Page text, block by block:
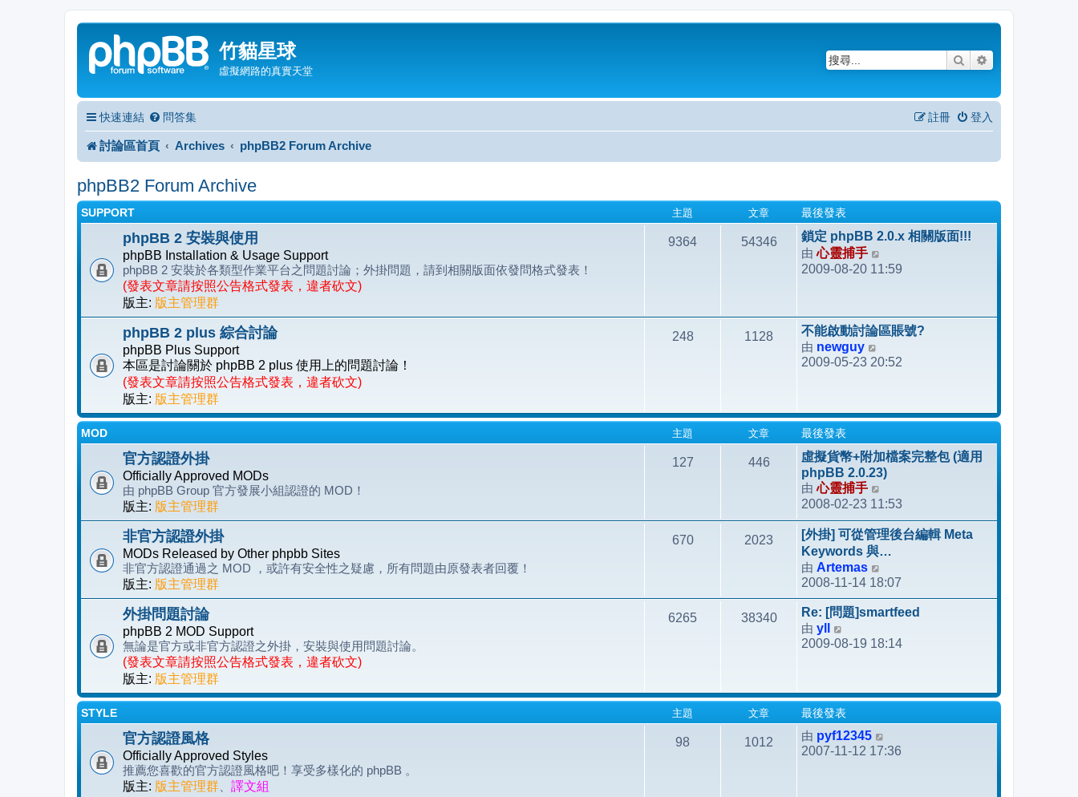
竹貓星球
虛擬網路的真實天堂
搜尋
快速連結 問答集 登入
註冊
討論區首頁 Archives phpBB2 Forum Archive
phpBB2 Forum Archive
SUPPORT 主題 文章 最後發表
phpBB 2 安裝與使用
phpBB Installation & Usage Support
phpBB 2 安裝於各類型作業平台之問題討論；外掛問題，請到相關版面依發問格式發表！
(發表文章請按照公告格式發表，違者砍文)
版主: 版主管理群
9364 54346
鎖定 phpBB 2.0.x 相關版面!!!
由心靈捕手
視
發
表
2009-08-20 11:59
phpBB 2 plus 綜合討論
phpBB Plus Support
本區是討論關於 phpBB 2 plus 使用上的問題討論！
(發表文章請按照公告格式發表，違者砍文)
版主: 版主管理群
248 1128
不能啟動討論區賬號?
由 newguy
視
發
2009-05-23 20:52
MOD 主題 文章 最後發表
官方認證外掛
Officially Approved MODs
由 phpBB Group 官方發展小組認證的 MOD！
版主: 版主管理群
127 446
虛擬貨幣+附加檔案完整包 (適用
phpBB 2.0.23)
由心靈捕手
視
最
後
發
表
2008-02-23 11:53
非官方認證外掛
MODs Released by Other phpbb Sites
非官方認證通過之 MOD ，或許有安全性之疑慮，所有問題由原發表者回覆！
版主: 版主管理群
670 2023
[外掛] 可從管理後台編輯 Meta
Keywords 與…
由 Artemas
視
最
後
發
2008-11-14 18:07
外掛問題討論
phpBB 2 MOD Support
無論是官方或非官方認證之外掛，安裝與使用問題討論。
(發表文章請按照公告格式發表，違者砍文)
版主: 版主管理群
6265 38340
Re: [問題]smartfeed
由 yll
視
發
表
2009-08-19 18:14
STYLE 主題 文章 最後發表
官方認證風格
Officially Approved Styles
推薦您喜歡的官方認證風格吧！享受多樣化的 phpBB 。
版主: 版主管理群 譯文組
98 1012 由 pyf12345
視
2007-11-12 17:36